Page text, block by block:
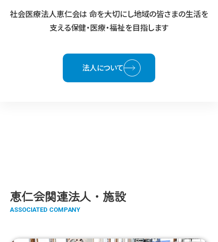
社会医療法人恵仁会は 命を大切にし地域の皆さまの生活を
支える保健・医療・福祉を目指します
法人について
恵仁会関連法人・施設